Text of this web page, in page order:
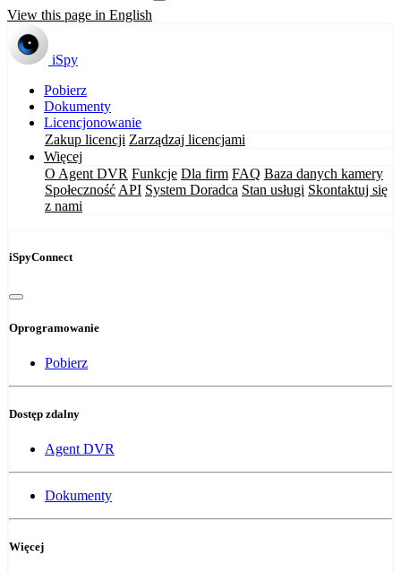
View this page in English
iSpy
Pobierz
Dokumenty
Licencjonowanie
Zakup licencji Zarządzaj licencjami
Więcej
O Agent DVR Funkcje Dla firm FAQ Baza danych kamery
Społeczność API System Doradca Stan usługi Skontaktuj się
z nami
iSpyConnect
Oprogramowanie
Pobierz
Dostęp zdalny
Agent DVR
Dokumenty
Więcej